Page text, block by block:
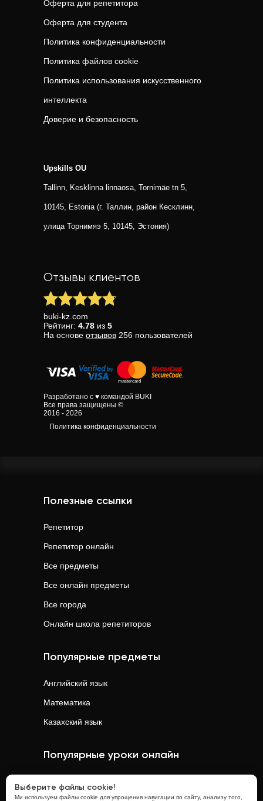
Оферта для репетитора
Оферта для студента
Политика конфиденциальности
Политика файлов cookie
Политика использования искусственного
интеллекта
Доверие и безопасность
Upskills OU
Tallinn, Kesklinna linnaosa, Tornimäe tn 5,
10145, Estonia (г. Таллин, район Кесклинн,
улица Торнимяэ 5, 10145, Эстония)
Отзывы клиентов
buki-kz.com
Рейтинг: 4.78 из 5
На основе отзывов 256 пользователей
Разработано с ♥ командой BUKI
Все права защищены ©
2016 - 2026
Политика конфиденциальности
Полезные ссылки
Репетитор
Репетитор онлайн
Все предметы
Все онлайн предметы
Все города
Онлайн школа репетиторов
Популярные предметы
Английский язык
Математика
Казахский язык
Популярные уроки онлайн
Выберите файлы cookie!
Ми используем файлы cookie для упрощения навигации по сайту, анализу того,